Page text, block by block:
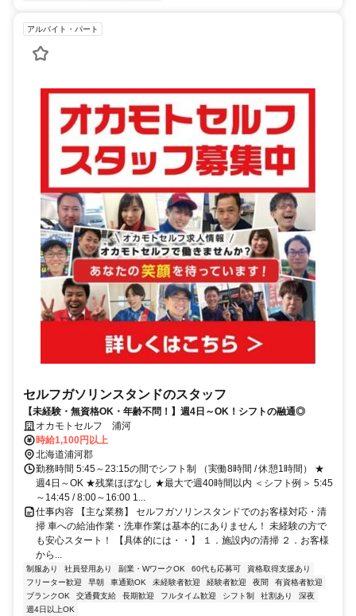
アルバイト・パート
セルフガソリンスタンドのスタッフ
【未経験・無資格OK・年齢不問！】週4日～OK！シフトの融通◎
オカモトセルフ 浦河
時給1,100円以上
北海道浦河郡
勤務時間 5:45～23:15の間でシフト制 （実働8時間 / 休憩1時間） ★
週4日～OK ★残業ほぼなし ★最大で週40時間以内 ＜シフト例＞ 5:45
～14:45 / 8:00～16:00 1...
仕事内容 【主な業務】 セルフガソリンスタンドでのお客様対応・清
掃 車への給油作業・洗車作業は基本的にありません！ 未経験の方で
も安心スタート！ 【具体的には・・】 １．施設内の清掃 ２．お客様
から...
制服あり 社員登用あり 副業・WワークOK 60代も応募可
資格取得支援あり
フリーター歓迎
早朝 車通勤OK 未経験者歓迎 経験者歓迎 夜間
有資格者歓迎
ブランクOK
交通費支給 長期歓迎 フルタイム歓迎 シフト制 社割あり
深夜
週4日以上OK